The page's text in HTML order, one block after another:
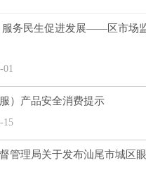
服务民生促进发展——区市场
01
）产品安全消费提示
15
管理局关于发布汕尾市城区